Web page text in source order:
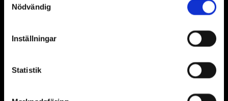
Nödvändig
Inställningar
Statistik
SE VAD MER VI SERVERAR